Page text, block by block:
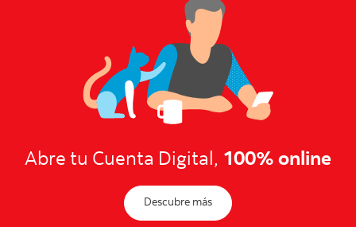
Abre tu Cuenta Digital, 100% online
Descubre más